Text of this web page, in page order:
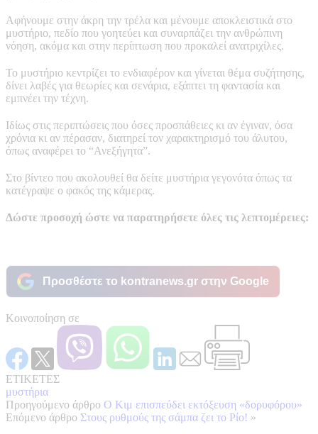
Αφήνουμε στην άκρη την τρέλα και μένουμε αποκλειστικά στο
μυστήριο, πεδίο που γοητεύει και συναρπάζει την ανθρώπινη
νόηση, ακόμα και στην περίπτωση που προκαλεί ανατριχίλες.
Το μυστήριο κεντρίζει το ενδιαφέρον και γίνεται θέμα συζήτησης,
δίνει λαβές για θεωρίες και σενάρια, εξάπτει τη φαντασία και
εμπνέει την τέχνη.
Ιδίως στις περιπτώσεις που όσες προσπάθειες κι αν έγιναν, όσα
χρόνια κι αν πέρασαν, διατηρεί τον χαρακτηρισμό του άλυτου,
όπως αναφέρει το “Ανεξήγητα”.
Στο βίντεο που ακολουθεί θα δείτε μυστήρια γεγονότα όπως τα
κατέγραψε ο φακός της κάμερας.
Δώστε προσοχή ώστε να παρατηρήσετε όλες τις λεπτομέρειες:
Προσθέστε το kontranews.gr στην Google
Κοινοποίηση σε
ΕΤΙΚΕΤΕΣ
μυστήρια
Προηγούμενο άρθρο Ο Κιμ επισπεύδει εκτόξευση «δορυφόρου»
Επόμενο άρθρο Στους ρυθμούς της σάμπα ζει το Ρίο! »